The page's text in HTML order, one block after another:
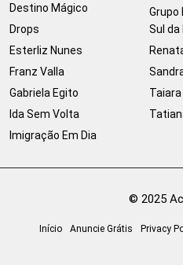
Destino Mágico
Drops
Esterliz Nunes
Franz Valla
Gabriela Egito
Ida Sem Volta
Imigração Em Dia
Grupo
Sul da
© 2025
Início Anuncie Grátis Privacy